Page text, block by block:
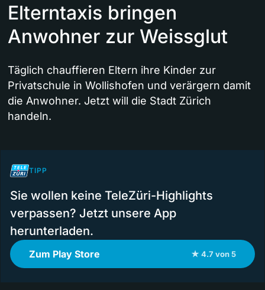
Elterntaxis bringen
Anwohner zur Weissglut
Täglich chauffieren Eltern ihre Kinder zur
Privatschule in Wollishofen und verärgern damit
die Anwohner. Jetzt will die Stadt Zürich
handeln.
TIPP
Sie wollen keine TeleZüri-Highlights
verpassen? Jetzt unsere App
herunterladen.
Zum Play Store ★ 4.7 von 5